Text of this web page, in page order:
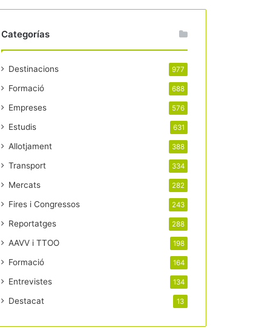
Categorías
Destinacions 977
Formació 688
Empreses 576
Estudis 631
Allotjament 388
Transport 334
Mercats 282
Fires i Congressos 243
Reportatges 288
AAVV i TTOO 198
Formació 164
Entrevistes 134
Destacat 13